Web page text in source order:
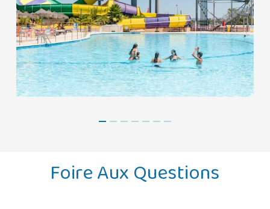
Foire Aux Questions